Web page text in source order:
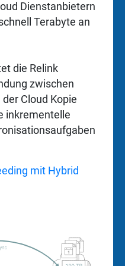
Dienstanbietern
Terabyte an
die Relink
zwischen
Cloud Kopie
inkrementelle
mit Hybrid